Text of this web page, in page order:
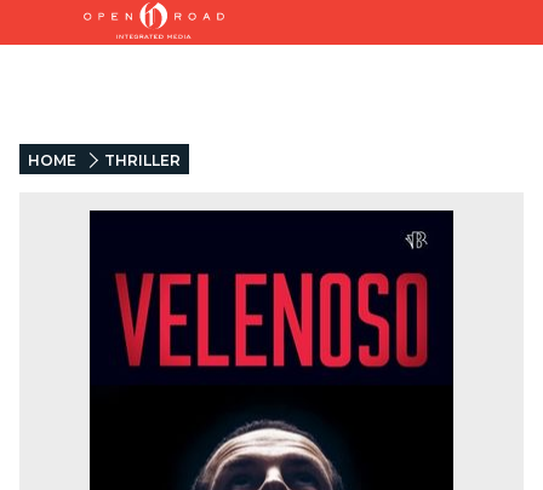
HOME THRILLER